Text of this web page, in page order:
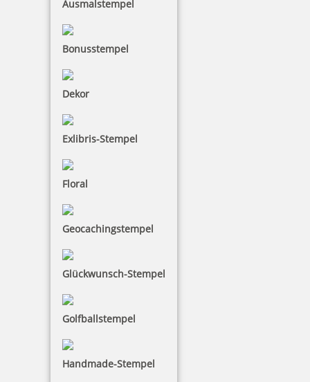
Ausmalstempel
Bonusstempel
Dekor
Exlibris-Stempel
Floral
Geocachingstempel
Glückwunsch-Stempel
Golfballstempel
Handmade-Stempel
Trodat Stempelträger 3016/M, Metall für 16 Stempel